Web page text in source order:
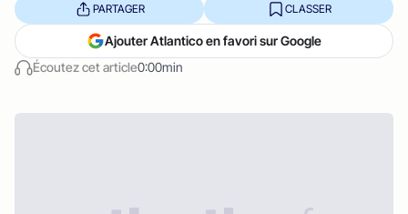
Écoutez cet article0:00min
PARTAGER CLASSER
Ajouter Atlantico en favori sur Google